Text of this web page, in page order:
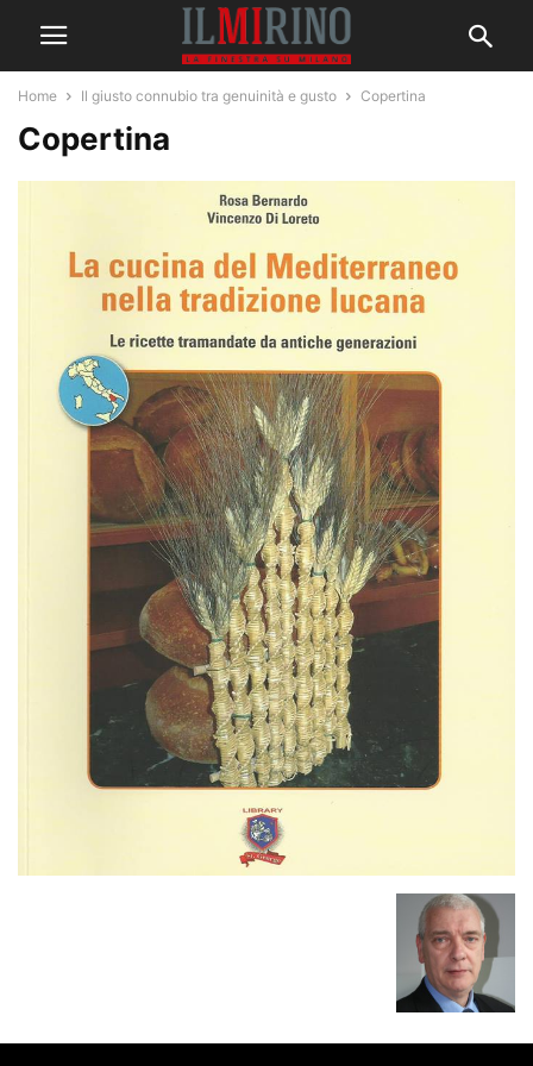
Home Il giusto connubio tra genuinità e gusto Copertina
Copertina